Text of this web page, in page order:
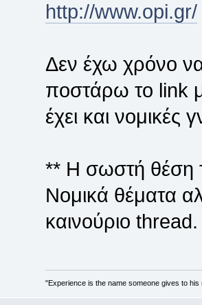
http://www.opi.gr/
Δεν έχω χρόνο
ποστάρω το link
έχει και νομικές
** Η σωστή θέση
Νομικά θέματα
καινούριο thread.
"Experience is the name someone gives to